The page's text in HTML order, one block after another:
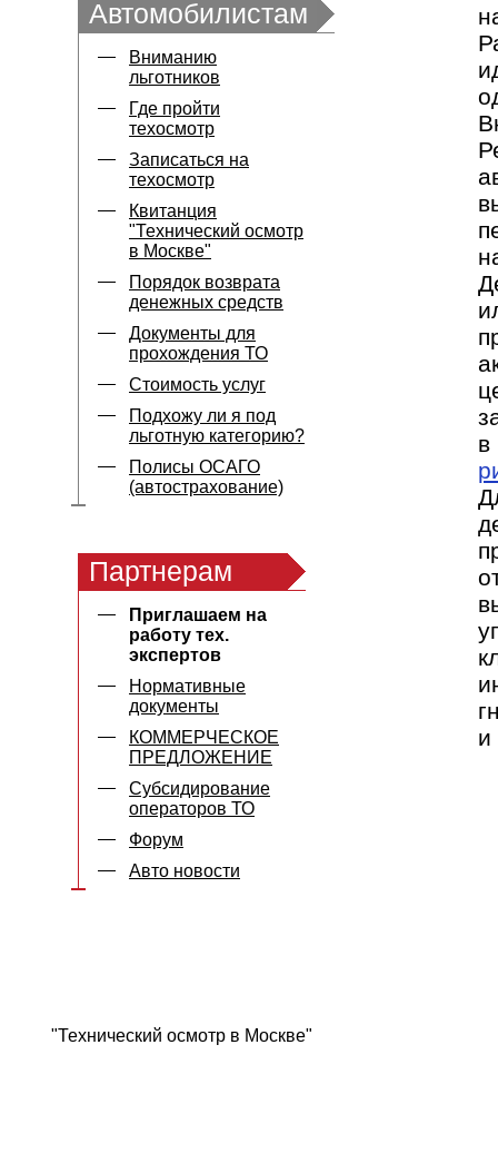
Автомобилистам
Вниманию
льготников
Где пройти
техосмотр
Записаться на
техосмотр
Квитанция
"Технический осмотр
в Москве"
Порядок возврата
денежных средств
Документы для
прохождения ТО
Стоимость услуг
Подхожу ли я под
льготную категорию?
Полисы ОСАГО
(автострахование)
Партнерам
Приглашаем на
работу тех.
экспертов
Нормативные
документы
КОММЕРЧЕСКОЕ
ПРЕДЛОЖЕНИЕ
Субсидирование
операторов ТО
Форум
Авто новости
в
и
"Технический осмотр в Москве"